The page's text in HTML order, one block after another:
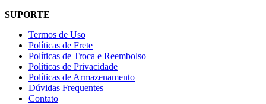
SUPORTE
Termos de Uso
Políticas de Frete
Políticas de Troca e Reembolso
Políticas de Privacidade
Políticas de Armazenamento
Dúvidas Frequentes
Contato